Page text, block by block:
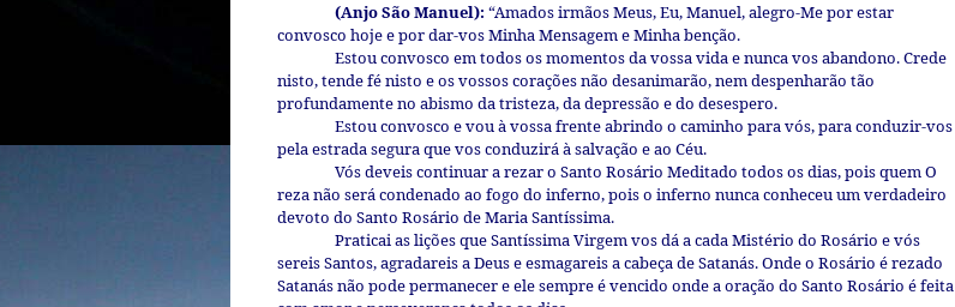
(Anjo São Manuel): “Amados irmãos Meus, Eu, Manuel, alegro-Me por estar
convosco hoje e por dar-vos Minha Mensagem e Minha benção.
Estou convosco em todos os momentos da vossa vida e nunca vos abandono. Crede
nisto, tende fé nisto e os vossos corações não desanimarão, nem despenharão tão
profundamente no abismo da tristeza, da depressão e do desespero.
Estou convosco e vou à vossa frente abrindo o caminho para vós, para conduzir-vos
pela estrada segura que vos conduzirá à salvação e ao Céu.
Vós deveis continuar a rezar o Santo Rosário Meditado todos os dias, pois quem O
reza não será condenado ao fogo do inferno, pois o inferno nunca conheceu um verdadeiro
devoto do Santo Rosário de Maria Santíssima.
Praticai as lições que Santíssima Virgem vos dá a cada Mistério do Rosário e vós
sereis Santos, agradareis a Deus e esmagareis a cabeça de Satanás. Onde o Rosário é rezado
Satanás não pode permanecer e ele sempre é vencido onde a oração do Santo Rosário é feita